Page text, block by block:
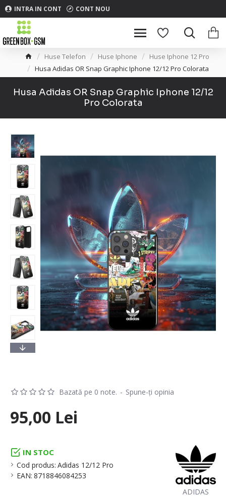
INTRA IN CONT CONT NOU
Huse Telefon Huse Iphone
Huse Iphone 12 Pro
Husa Adidas OR Snap Graphic Iphone 12/12 Pro Colorata
Husa Adidas OR Snap Graphic Iphone 12/12
Pro Colorata
IN STOC
Cod produs: Adidas 12/12 Pro
EAN: 8718846084253
ADIDAS
Bazată pe 0 note. - Spune-ţi opinia
95,00 Lei